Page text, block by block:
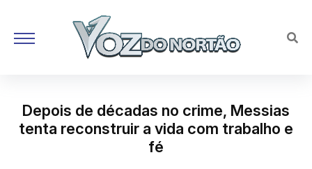
Depois de décadas no crime, Messias
tenta reconstruir a vida com trabalho e
fé